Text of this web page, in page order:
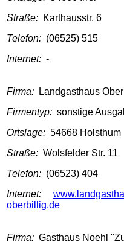
Straße: Karthausstr. 6
Telefon: (06525) 515
Internet: -
Firma:
Landgasthaus
Firmentyp: sonstige
Ortslage: 54668 Holsthum
Straße: Wolsfelder Str. 11
Telefon: (06523) 404
Internet:
oberbillig.de
Firma: Gasthaus Noehl